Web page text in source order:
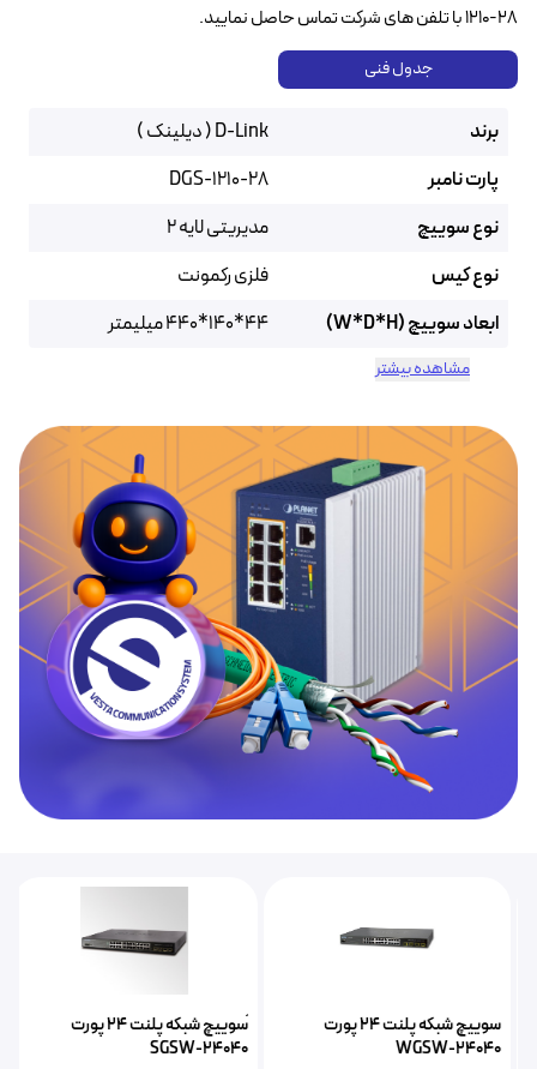
1210-28 با تلفن های شرکت تماس حاصل نمایید.
جدول فنی
برند
D-Link ( دیلینک )
پارت نامبر
DGS-1210-28
نوع سوییچ
مدیریتی لایه ۲
نوع کیس
فلزی رکمونت
ابعاد سوییچ (W*D*H)
44*140*440 میلیمتر
مشاهده بیشتر
سوییچ شبکه پلنت ۲۴ پورت
WGSW-24040
ًسوییچ شبکه پلنت ۲۴ پورت
SGSW-24040